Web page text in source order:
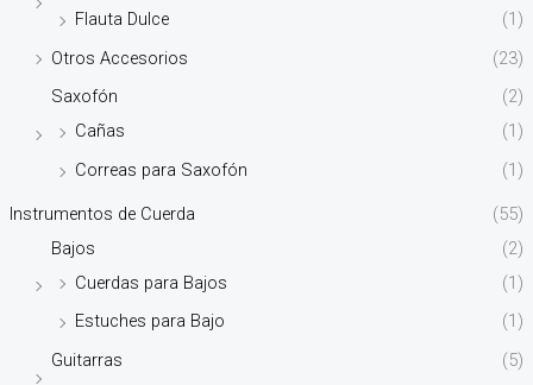
Flauta Dulce
(1)
Otros Accesorios
(23)
Saxofón
(2)
Cañas
(1)
Correas para Saxofón
(1)
Instrumentos de Cuerda
(55)
Bajos
(2)
Cuerdas para Bajos
(1)
Estuches para Bajo
(1)
Guitarras
(5)